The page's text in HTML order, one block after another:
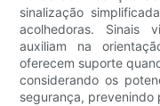
sinalização
acolhedoras. Sinais
auxiliam na
oferecem suporte
considerando os
segurança, prevenindo